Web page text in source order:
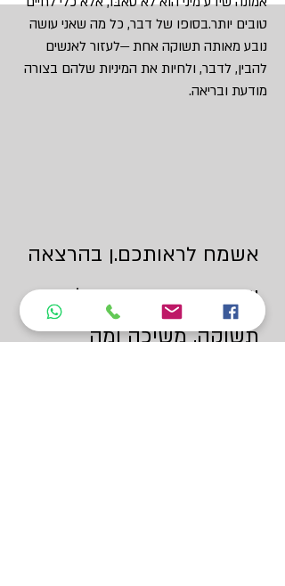
טובים יותר.בסופו של דבר, כל מה שאני עושה
נובע מאותה תשוקה אחת —לעזור לאנשים
להבין, לדבר, ולחיות את המיניות שלהם בצורה
מודעת ובריאה.
אשמח לראותכם.ן בהרצאה
שמעוררת השראה על
תשוקה, משיכה ומה